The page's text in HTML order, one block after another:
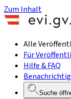
Zum Inhalt
Alle
Für
Hilfe & FAQ
Suche